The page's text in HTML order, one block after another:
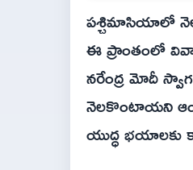
పశ్చిమాసియాలో
ఈ ప్రాంతంలో
నరేంద్ర మోదీ
నెలకొంటాయని
యుద్ధ భయాలకు